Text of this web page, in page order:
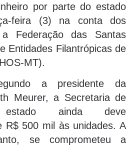
por parte do estado
feira (3) na conta dos
Federação das Santas
Entidades Filantrópicas de
MT).
a presidente da
Meurer, a Secretaria de
ainda deve
R$ 500 mil às unidades. A
se comprometeu a